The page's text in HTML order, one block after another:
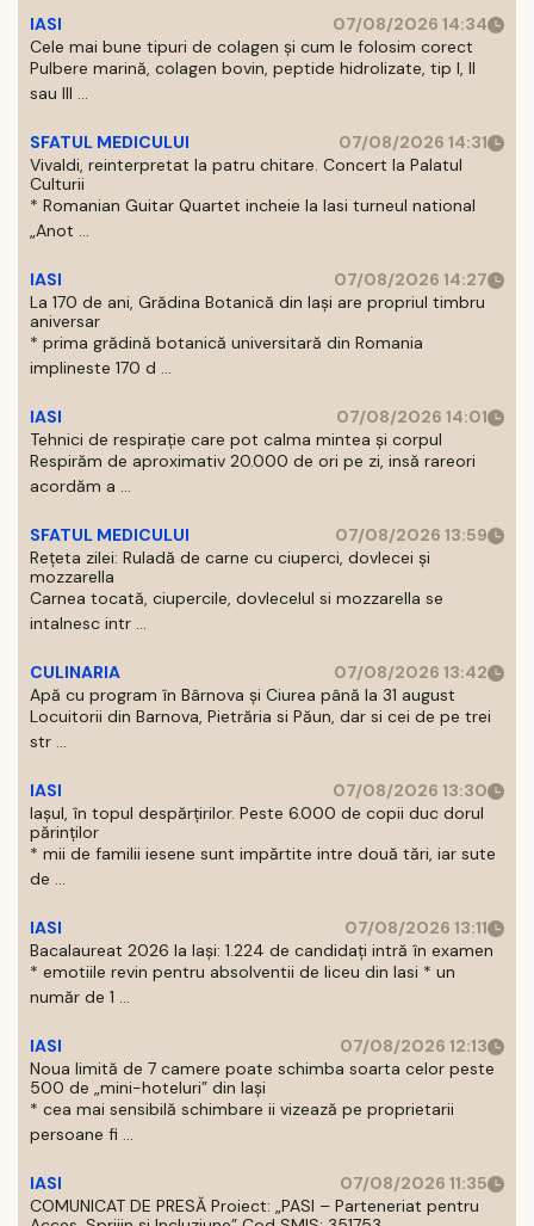
IASI
07/08/2026 14:34
Cele mai bune tipuri de colagen și cum le folosim corect
Pulbere marină, colagen bovin, peptide hidrolizate, tip I, II
sau III ...
SFATUL MEDICULUI
07/08/2026 14:31
Vivaldi, reinterpretat la patru chitare. Concert la Palatul
Culturii
* Romanian Guitar Quartet incheie la Iasi turneul national
„Anot ...
IASI
07/08/2026 14:27
La 170 de ani, Grădina Botanică din Iași are propriul timbru
aniversar
* prima grădină botanică universitară din Romania
implineste 170 d ...
IASI
07/08/2026 14:01
Tehnici de respirație care pot calma mintea și corpul
Respirăm de aproximativ 20.000 de ori pe zi, insă rareori
acordăm a ...
SFATUL MEDICULUI
07/08/2026 13:59
Rețeta zilei: Ruladă de carne cu ciuperci, dovlecei și
mozzarella
Carnea tocată, ciupercile, dovlecelul si mozzarella se
intalnesc intr ...
CULINARIA
07/08/2026 13:42
Apă cu program în Bârnova și Ciurea până la 31 august
Locuitorii din Barnova, Pietrăria si Păun, dar si cei de pe trei
str ...
IASI
07/08/2026 13:30
Iașul, în topul despărțirilor. Peste 6.000 de copii duc dorul
părinților
* mii de familii iesene sunt impărtite intre două tări, iar sute
de ...
IASI
07/08/2026 13:11
Bacalaureat 2026 la Iași: 1.224 de candidați intră în examen
* emotiile revin pentru absolventii de liceu din Iasi * un
număr de 1 ...
IASI
07/08/2026 12:13
Noua limită de 7 camere poate schimba soarta celor peste
500 de „mini-hoteluri” din Iași
* cea mai sensibilă schimbare ii vizează pe proprietarii
persoane fi ...
IASI
07/08/2026 11:35
COMUNICAT DE PRESĂ Proiect: „PASI – Parteneriat pentru